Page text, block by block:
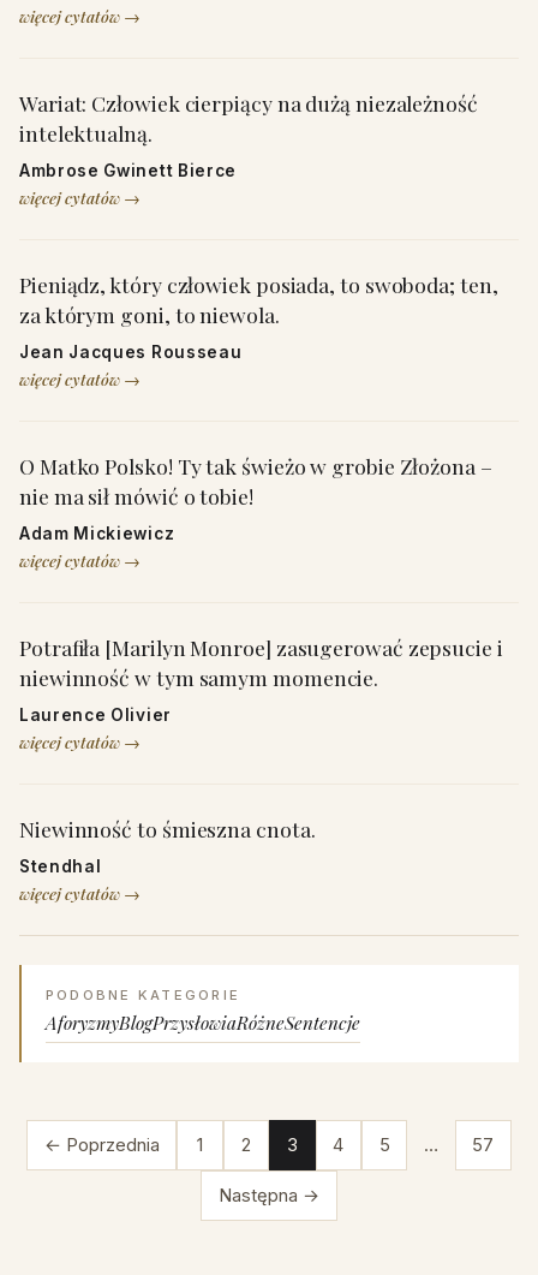
więcej cytatów →
Wariat: Człowiek cierpiący na dużą niezależność
intelektualną.
Ambrose Gwinett Bierce
więcej cytatów →
Pieniądz, który człowiek posiada, to swoboda; ten,
za którym goni, to niewola.
Jean Jacques Rousseau
więcej cytatów →
O Matko Polsko! Ty tak świeżo w grobie Złożona –
nie ma sił mówić o tobie!
Adam Mickiewicz
więcej cytatów →
Potrafiła [Marilyn Monroe] zasugerować zepsucie i
niewinność w tym samym momencie.
Laurence Olivier
więcej cytatów →
Niewinność to śmieszna cnota.
Stendhal
więcej cytatów →
PODOBNE KATEGORIE
AforyzmyBlogPrzysłowiaRóżneSentencje
← Poprzednia 1 2 3 4 5 … 57
Następna →